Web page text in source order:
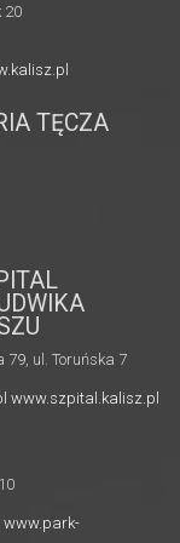
20
TĘCZA
79, ul. Toruńska 7
www.szpital.kalisz.pl
www.park-